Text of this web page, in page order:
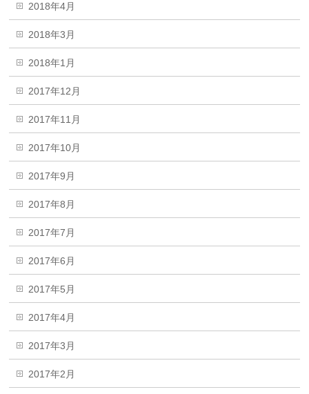
2018年4月
2018年3月
2018年1月
2017年12月
2017年11月
2017年10月
2017年9月
2017年8月
2017年7月
2017年6月
2017年5月
2017年4月
2017年3月
2017年2月